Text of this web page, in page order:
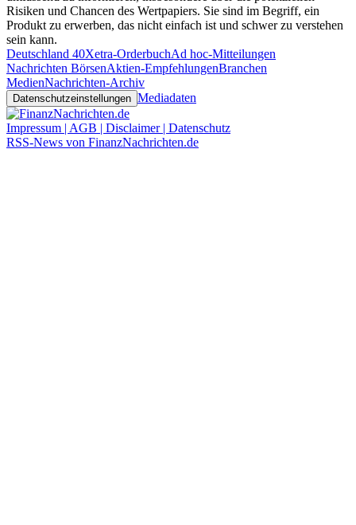
Risiken und Chancen des Wertpapiers. Sie sind im Begriff, ein
Produkt zu erwerben, das nicht einfach ist und schwer zu verstehen
sein kann.
Deutschland 40Xetra-OrderbuchAd hoc-Mitteilungen
Nachrichten BörsenAktien-EmpfehlungenBranchen
MedienNachrichten-Archiv
Datenschutzeinstellungen Mediadaten
Impressum | AGB | Disclaimer | Datenschutz
RSS-News von FinanzNachrichten.de